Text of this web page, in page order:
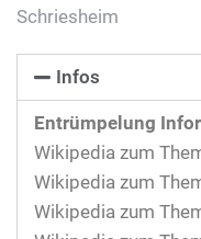
Schriesheim
Infos
Entrümpelung
Wikipedia zum
Wikipedia zum
Wikipedia zum